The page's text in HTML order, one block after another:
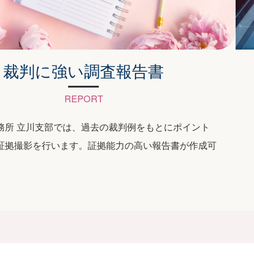
裁判に強い調査報告書
REPORT
所 立川支部では、過去の裁判例をもとにポイント
拠撮影を行います。証拠能力の高い報告書が作成可